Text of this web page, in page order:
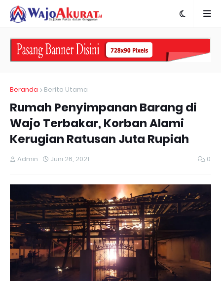
Beranda Berita Utama
Rumah Penyimpanan Barang di
Wajo Terbakar, Korban Alami
Kerugian Ratusan Juta Rupiah
Admin Juni 26, 2021 0